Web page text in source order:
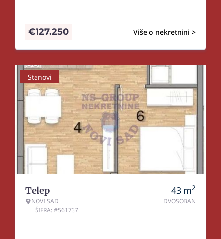
Više o nekretnini >
€127.250
Stanovi
Telep
NOVI SAD
ŠIFRA: #561737
43 m2
DVOSOBAN